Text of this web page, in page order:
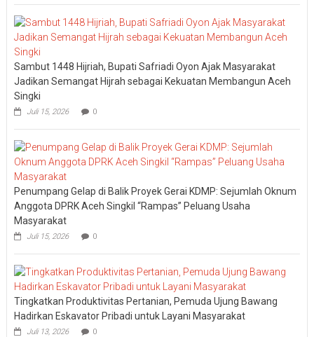
Sambut 1448 Hijriah, Bupati Safriadi Oyon Ajak Masyarakat
Jadikan Semangat Hijrah sebagai Kekuatan Membangun Aceh
Singki
Juli 15, 2026 0
Penumpang Gelap di Balik Proyek Gerai KDMP: Sejumlah Oknum
Anggota DPRK Aceh Singkil “Rampas” Peluang Usaha
Masyarakat
Juli 15, 2026 0
Tingkatkan Produktivitas Pertanian, Pemuda Ujung Bawang
Hadirkan Eskavator Pribadi untuk Layani Masyarakat
Juli 13, 2026 0